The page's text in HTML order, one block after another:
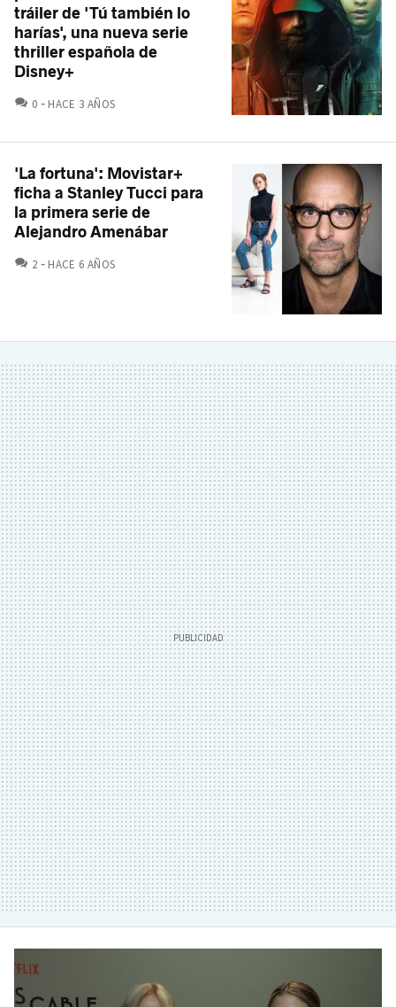
tráiler de 'Tú también lo
harías', una nueva serie
thriller española de
Disney+
0 COMENTARIOS
HACE 3 AÑOS
'La fortuna': Movistar+
ficha a Stanley Tucci para
la primera serie de
Alejandro Amenábar
2 COMENTARIOS
HACE 6 AÑOS